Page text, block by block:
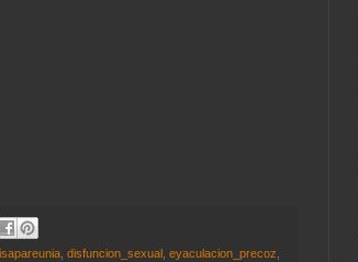
, disfuncion_sexual , eyaculacion_precoz,